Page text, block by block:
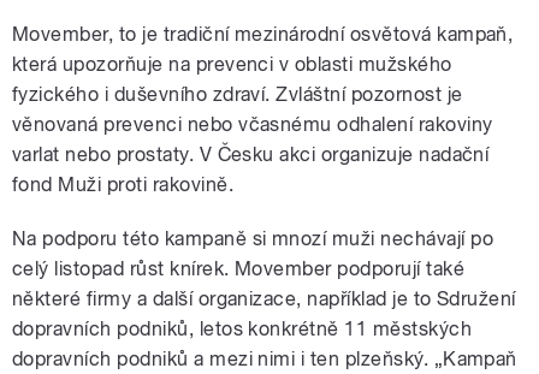
Movember, to je tradiční mezinárodní osvětová kampaň,
která upozorňuje na prevenci v oblasti mužského
fyzického i duševního zdraví. Zvláštní pozornost je
věnovaná prevenci nebo včasnému odhalení rakoviny
varlat nebo prostaty. V Česku akci organizuje nadační
fond Muži proti rakovině.
Na podporu této kampaně si mnozí muži nechávají po
celý listopad růst knírek. Movember podporují také
některé firmy a další organizace, například je to Sdružení
dopravních podniků, letos konkrétně 11 městských
dopravních podniků a mezi nimi i ten plzeňský. „Kampaň